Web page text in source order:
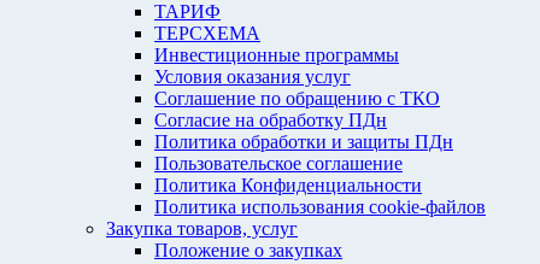
ТАРИФ
ТЕРСХЕМА
Инвестиционные программы
Условия оказания услуг
Соглашение по обращению с ТКО
Согласие на обработку ПДн
Политика обработки и защиты ПДн
Пользовательское соглашение
Политика Конфиденциальности
Политика использования cookie-файлов
Закупка товаров, услуг
Положение о закупках